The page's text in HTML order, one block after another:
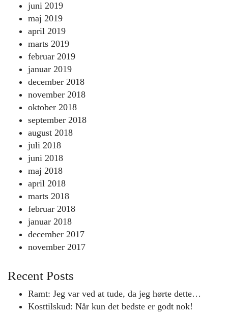
juni 2019
maj 2019
april 2019
marts 2019
februar 2019
januar 2019
december 2018
november 2018
oktober 2018
september 2018
august 2018
juli 2018
juni 2018
maj 2018
april 2018
marts 2018
februar 2018
januar 2018
december 2017
november 2017
Recent Posts
Ramt: Jeg var ved at tude, da jeg hørte dette…
Kosttilskud: Når kun det bedste er godt nok!